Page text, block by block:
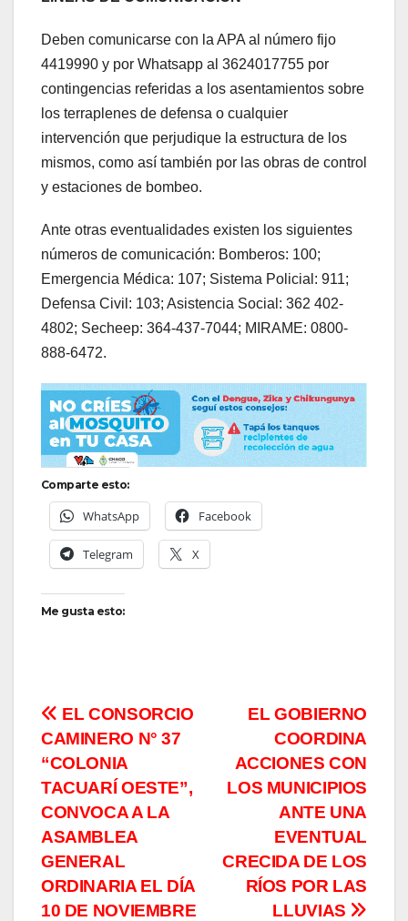
Deben comunicarse con la APA al número fijo
4419990 y por Whatsapp al 3624017755 por
contingencias referidas a los asentamientos sobre
los terraplenes de defensa o cualquier
intervención que perjudique la estructura de los
mismos, como así también por las obras de control
y estaciones de bombeo.
Ante otras eventualidades existen los siguientes
números de comunicación: Bomberos: 100;
Emergencia Médica: 107; Sistema Policial: 911;
Defensa Civil: 103; Asistencia Social: 362 402-
4802; Secheep: 364-437-7044; MIRAME: 0800-
888-6472.
Comparte esto:
WhatsApp Facebook
Telegram X
Me gusta esto:
Navegación
de
entradas
EL GOBIERNO
COORDINA
ACCIONES CON
LOS MUNICIPIOS
ANTE UNA
EVENTUAL
CRECIDA DE LOS
RÍOS POR LAS
LLUVIAS
EL CONSORCIO
CAMINERO N° 37
“COLONIA
TACUARÍ OESTE”,
CONVOCA A LA
ASAMBLEA
GENERAL
ORDINARIA EL DÍA
10 DE NOVIEMBRE